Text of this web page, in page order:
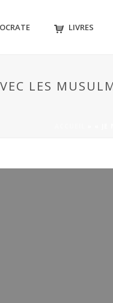
LIVRES
LES